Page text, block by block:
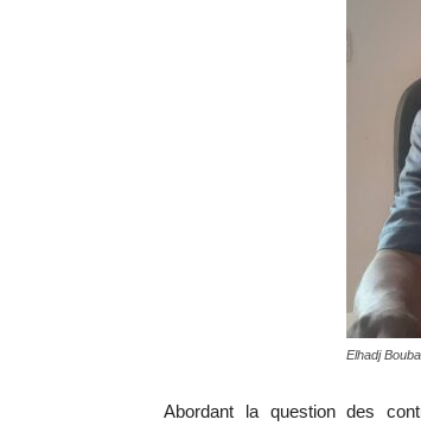
Elhadj
Abordant la question des